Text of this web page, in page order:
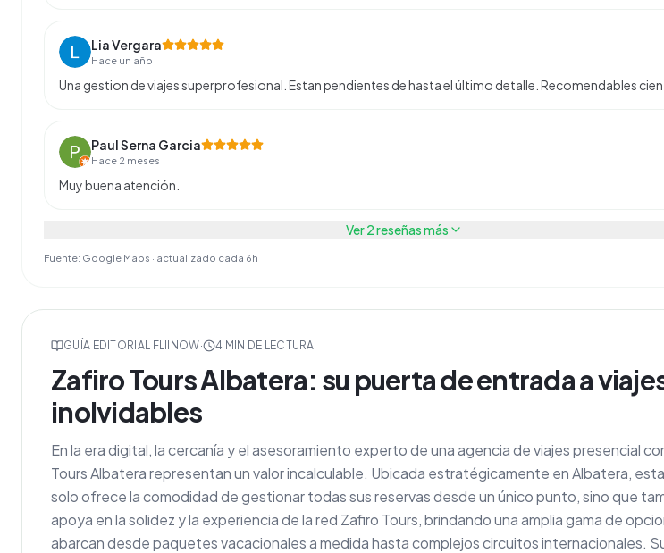
Lia Vergara
Hace un año
Una gestion de viajes superprofesional. Estan pendientes de hasta el último detalle. Recomendables cien
Paul Serna Garcia
Hace 2 meses
Muy buena atención.
Ver2reseñas más
Fuente: Google Maps · actualizado cada 6h
GUÍA EDITORIAL FLIINOW· 4 MIN DE LECTURA
Zafiro Tours Albatera: su puerta de entrada a
inolvidables
En la era digital, la cercanía y el asesoramiento experto de una agencia de viajes presencial
Tours Albatera representan un valor incalculable. Ubicada estratégicamente en Albatera,
solo ofrece la comodidad de gestionar todas sus reservas desde un único punto, sino que
apoya en la solidez y la experiencia de la red Zafiro Tours, brindando una amplia gama de
abarcan desde paquetes vacacionales a medida hasta complejos circuitos internacionales.